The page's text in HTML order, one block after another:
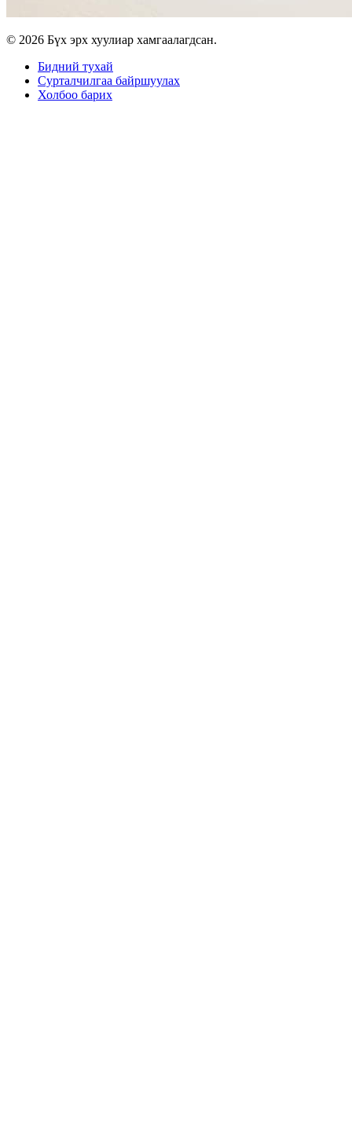
© 2026 Бүх эрх хуулиар хамгаалагдсан.
Бидний тухай
Сурталчилгаа байршуулах
Холбоо барих